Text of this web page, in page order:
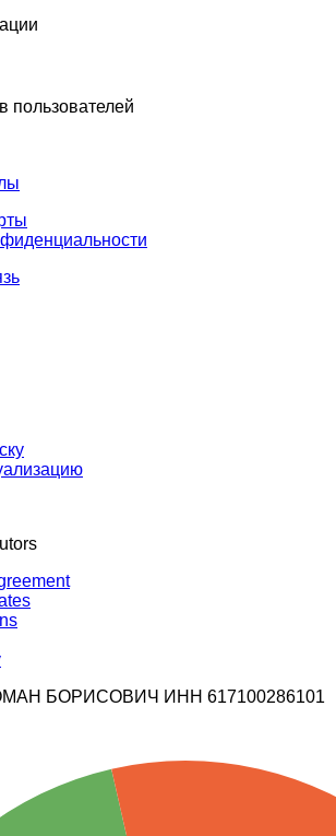
пользователей
БОРИСОВИЧ ИНН 617100286101